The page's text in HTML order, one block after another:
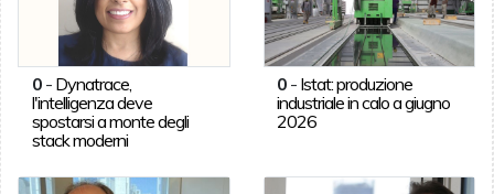
0- Dynatrace,
l'intelligenza deve
spostarsi a monte degli
stack moderni
0 - Istat: produzione
industriale in calo a giugno
2026